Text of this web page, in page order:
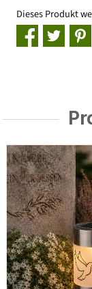
Dieses Produkt